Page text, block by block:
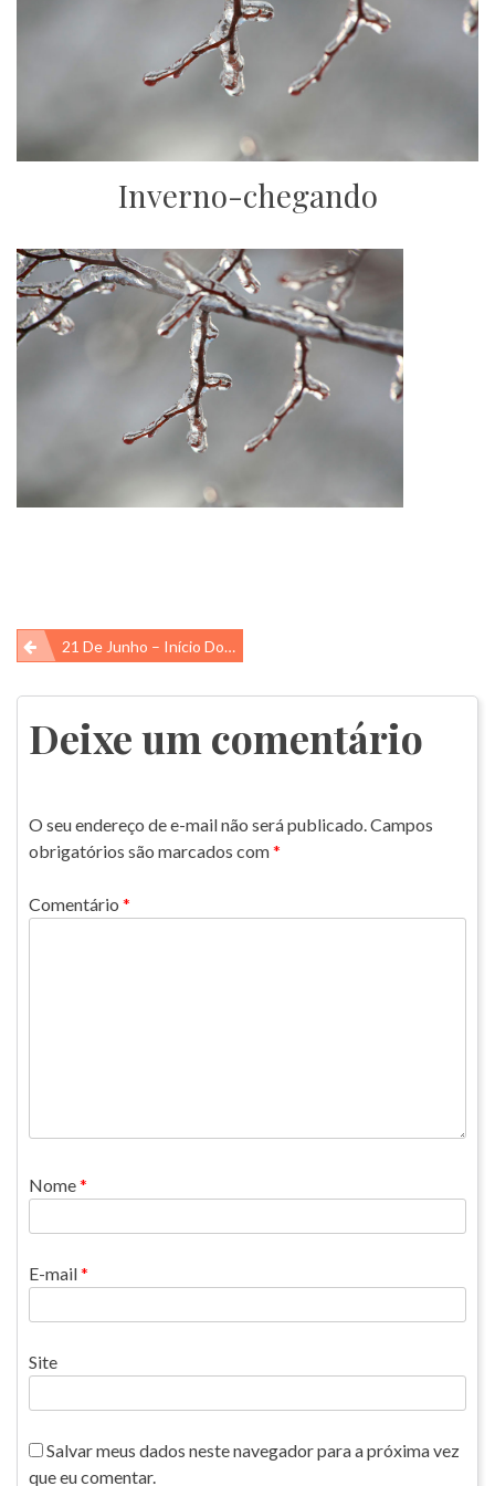
Inverno-chegando
Navegação
de
Post
21 De Junho – Início Do Inverno
Deixe um comentário
O seu endereço de e-mail não será publicado. Campos
obrigatórios são marcados com*
Comentário *
Nome*
E-mail*
Site
Salvar meus dados neste navegador para a próxima vez
que eu comentar.